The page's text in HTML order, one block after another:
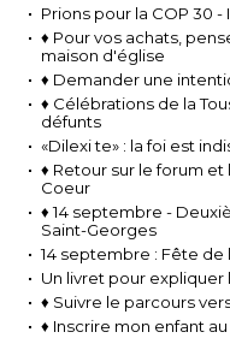
Prions pour la COP 30
♦ Pour vos achats,
maison d'église
♦ Demander une
♦ Célébrations de la
défunts
«Dilexi te» : la foi est
♦ Retour sur le forum
Coeur
♦ 14 septembre -
Saint-Georges
14 septembre : Fête de
Un livret pour
♦ Suivre le parcours
♦ Inscrire mon enfant